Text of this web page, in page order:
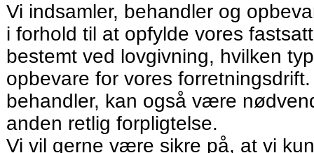
Vi indsamler, behandler og
i forhold til at opfylde vores
bestemt ved lovgivning, hvilken
opbevare for vores
behandler, kan også være
anden retlig forpligtelse.
Vi vil gerne være sikre på, at vi